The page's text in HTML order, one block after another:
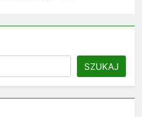
SZUKAJ